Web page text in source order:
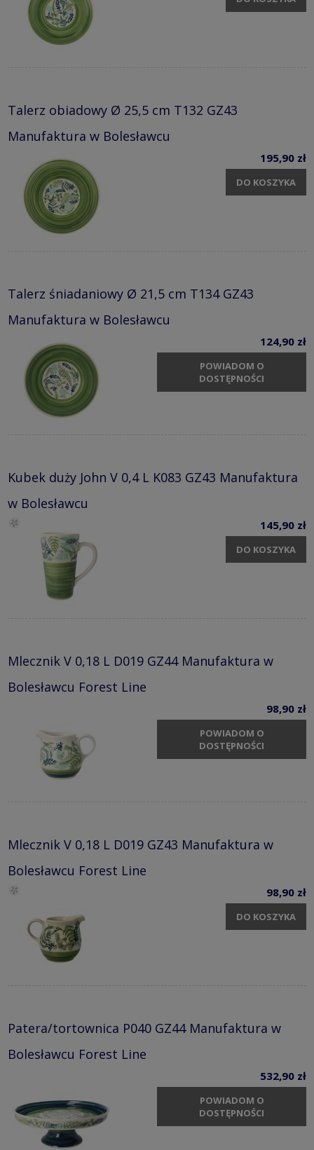
Talerz obiadowy Ø 25,5 cm T132 GZ43
Manufaktura w Bolesławcu
195,90 zł
DO KOSZYKA
Talerz śniadaniowy Ø 21,5 cm T134 GZ43
Manufaktura w Bolesławcu
124,90 zł
POWIADOM O
DOSTĘPNOŚCI
Kubek duży John V 0,4 L K083 GZ43 Manufaktura
w Bolesławcu
145,90 zł
DO KOSZYKA
Mlecznik V 0,18 L D019 GZ44 Manufaktura w
Bolesławcu Forest Line
98,90 zł
POWIADOM O
DOSTĘPNOŚCI
Mlecznik V 0,18 L D019 GZ43 Manufaktura w
Bolesławcu Forest Line
98,90 zł
DO KOSZYKA
Patera/tortownica P040 GZ44 Manufaktura w
Bolesławcu Forest Line
532,90 zł
POWIADOM O
DOSTĘPNOŚCI